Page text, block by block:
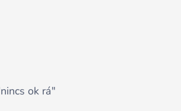
ok rá"